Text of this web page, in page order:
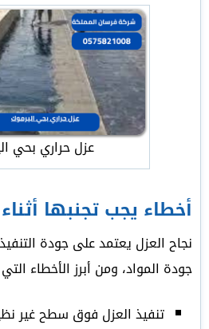
عزل حراري بحي
أخطاء يجب تجنبها
نجاح العزل يعتمد على جودة
جودة المواد، ومن أبرز الأخطاء
تنفيذ العزل فوق سطح غير